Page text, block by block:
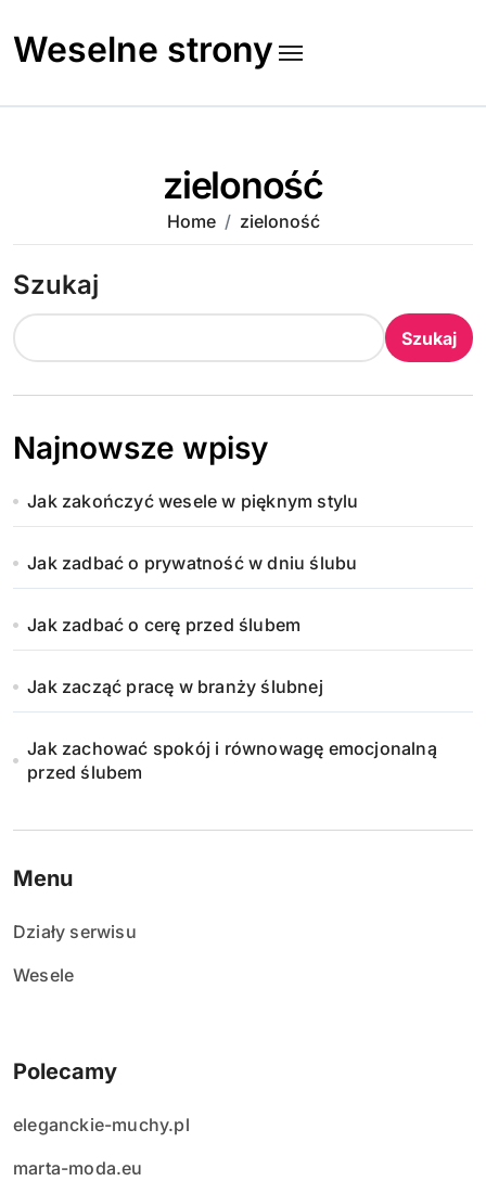
to
content
Weselne strony
zieloność
Home zieloność
Szukaj
Szukaj
Najnowsze wpisy
Jak zakończyć wesele w pięknym stylu
Jak zadbać o prywatność w dniu ślubu
Jak zadbać o cerę przed ślubem
Jak zacząć pracę w branży ślubnej
Jak zachować spokój i równowagę emocjonalną
przed ślubem
Menu
Działy serwisu
Wesele
Polecamy
eleganckie-muchy.pl
marta-moda.eu